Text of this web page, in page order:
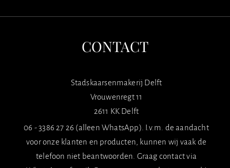
CONTACT
Stadskaarsenmakerij Delft
Vrouwenregt 11
2611 KK Delft
06 - 3386 27 26 (alleen WhatsApp). I.v.m. de aandacht
voor onze klanten en producten, kunnen wij vaak de
telefoon niet beantwoorden. Graag contact via